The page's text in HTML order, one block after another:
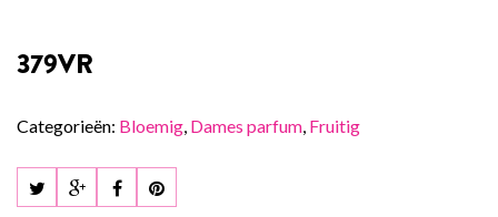
379VR
Categorieën: Bloemig, Dames parfum, Fruitig